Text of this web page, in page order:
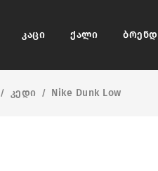
კაცი ქალი
/ კედი / Nike Dunk Low